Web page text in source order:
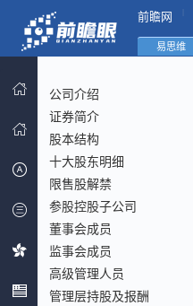
前瞻网
易思维
公司介绍
证券简介
股本结构
十大股东明细
限售股解禁
参股控股子公司
董事会成员
监事会成员
高级管理人员
管理层持股及报酬